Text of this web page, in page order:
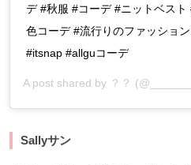
デ #秋服 #コーデ #ニットベス
色コーデ #流行りのファッショ
#itsnap #allguコーデ
A post shared by ？？
Sallyサン